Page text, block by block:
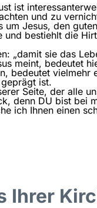
ist
und zu
um Jesus, den
und bestiehlt die
„damit sie das
meint, bedeutet
bedeutet
ist.
Seite, der alle
denn DU bist bei
ich Ihnen einen
Ihrer